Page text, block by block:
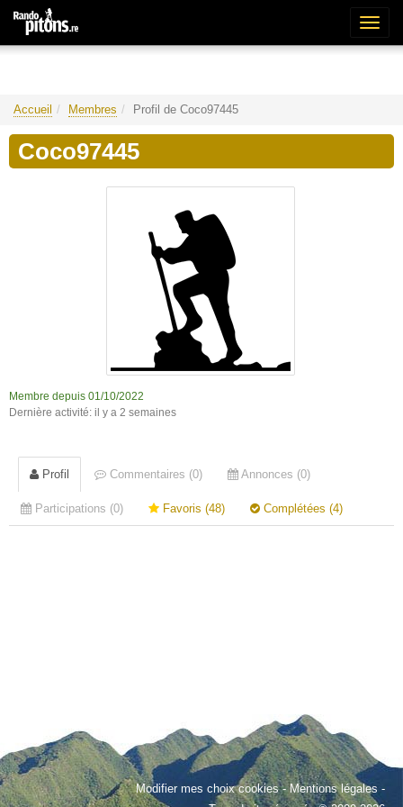
Accueil Membres Profil de Coco97445
Coco97445
Membre depuis 01/10/2022
Dernière activité: il y a 2 semaines
Profil Commentaires (0) Annonces (0)
Participations (0) Favoris (48) Complétées (4)
Modifier mes choix cookies-Mentions légales -